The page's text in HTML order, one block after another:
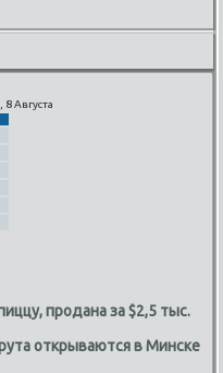
Августа
продана за $2,5 тыс.
открываются в Минске